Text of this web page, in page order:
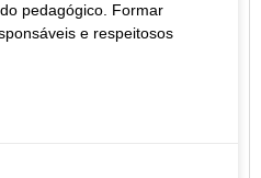
pedagógico. Formar
e respeitosos